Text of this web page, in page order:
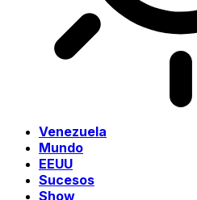
Venezuela
Mundo
EEUU
Sucesos
Show